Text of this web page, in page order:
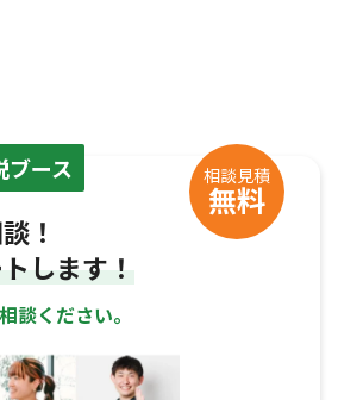
ブース 相談見積
無料
！
します！
談ください。